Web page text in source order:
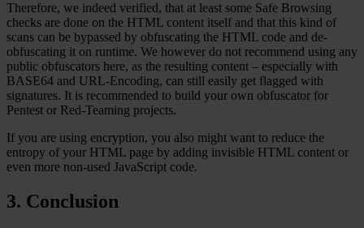
Therefore, we indeed verified, that at least some Safe Browsing
checks are done on the HTML content itself and that this kind of
scans can be bypassed by obfuscating the HTML code and de-
obfuscating it on runtime. We however do not recommend using any
public obfuscators here, as the resulting content – especially with
BASE64 and URL-Encoding, can still easily get flagged with
signatures. It is recommended to build your own obfuscator for
Pentest or Red-Teaming projects.
If you are using encryption, you also might want to reduce the
entropy of your HTML page by adding invisible HTML content or
even more non-used JavaScript code.
3. Conclusion